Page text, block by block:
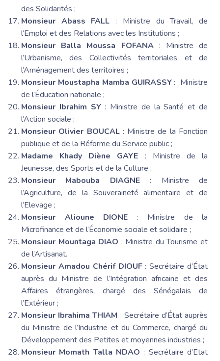
des Solidarités ;
Monsieur Abass FALL : Ministre du Travail, de
l’Emploi et des Relations avec les Institutions ;
Monsieur Balla Moussa FOFANA: Ministre de
l’Urbanisme, des Collectivités territoriales et de
l’Aménagement des territoires ;
Monsieur Moustapha Mamba GUIRASSY: Ministre
de l’Éducation nationale ;
Monsieur Ibrahim SY: Ministre de la Santé et de
l’Action sociale ;
Monsieur Olivier BOUCAL: Ministre de la Fonction
publique et de la Réforme du Service public ;
Madame Khady Diène GAYE : Ministre de la
Jeunesse, des Sports et de la Culture ;
Monsieur Mabouba DIAGNE: Ministre de
l’Agriculture, de la Souveraineté alimentaire et de
l’Elevage ;
Monsieur Alioune DIONE : Ministre de la
Microfinance et de l’Économie sociale et solidaire ;
Monsieur Mountaga DIAO : Ministre du Tourisme et
de l’Artisanat.
Monsieur Amadou Chérif DIOUF: Secrétaire d’État
auprès du Ministre de l’Intégration africaine et des
Affaires étrangères, chargé des Sénégalais de
l’Extérieur ;
Monsieur Ibrahima THIAM : Secrétaire d’État auprès
du Ministre de l’Industrie et du Commerce, chargé du
Développement des Petites et moyennes industries ;
Monsieur Momath Talla NDAO : Secrétaire d’Etat